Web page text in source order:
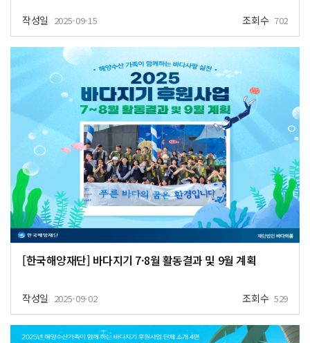
작성일 2025-09-15 조회수 702
[한국해양재단] 바다지기 7·8월 활동결과 및 9월 계획
작성일 2025-09-02 조회수 529